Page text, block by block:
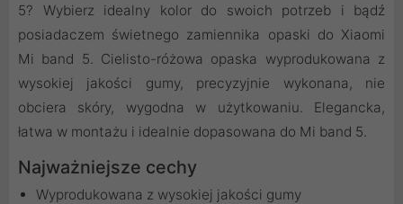
5? Wybierz idealny kolor do swoich potrzeb i bądź
posiadaczem świetnego zamiennika opaski do Xiaomi
Mi band 5. Cielisto-różowa opaska wyprodukowana z
wysokiej jakości gumy, precyzyjnie wykonana, nie
obciera skóry, wygodna w użytkowaniu. Elegancka,
łatwa w montażu i idealnie dopasowana do Mi band 5.
Najważniejsze cechy
Wyprodukowana z wysokiej jakości gumy